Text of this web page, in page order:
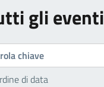
gli eventi
di data